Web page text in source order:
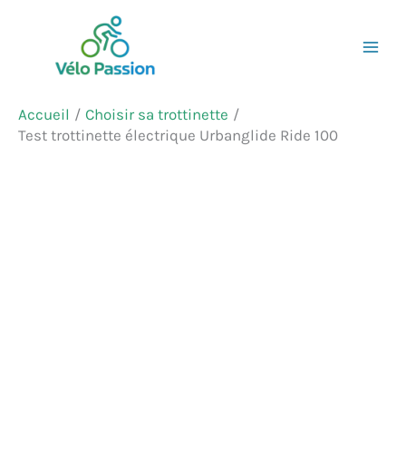
contenu
Accueil
Choisir sa trottinette
Test trottinette électrique Urbanglide Ride 100